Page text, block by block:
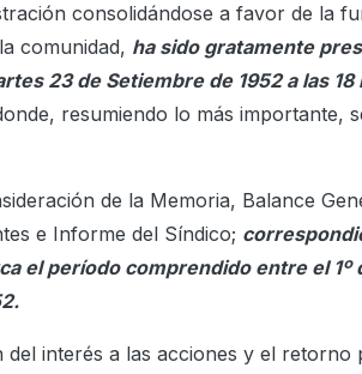
consolidándose a favor de la
comunidad, ha sido gratamente
23 de Setiembre de 1952 a las
resumiendo lo más importante,
de la Memoria, Balance
e Informe del Síndico;
el período comprendido entre el 1º
interés a las acciones y el retorno